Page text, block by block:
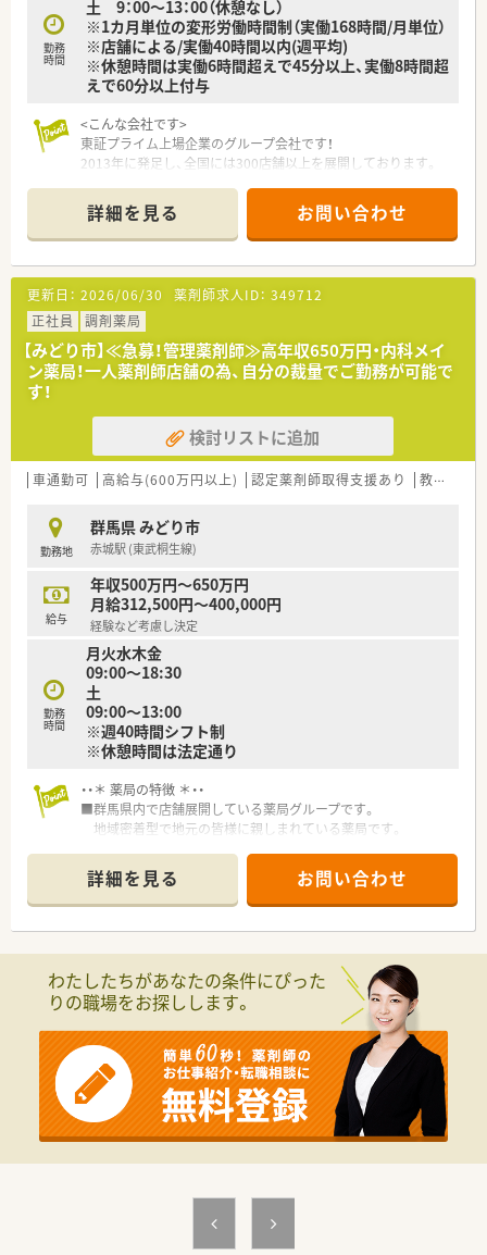
勤務
時間
土 9：00～13：00（休憩なし）
※1カ月単位の変形労働時間制（実働168時間/月単位）
※店舗による/実働40時間以内(週平均)
※休憩時間は実働6時間超えで45分以上、実働8時間超
えで60分以上付与
<こんな会社です>
東証プライム上場企業のグループ会社です！
2013年に発足し、全国には300店舗以上を展開しております。
に信頼されるかかりつけ薬局を目指しています。
<整備されたシステム面>
薬剤師業務をバックアップするための作業の機械化、システム化
を積極的に推進しています。
たとえば、レセプト用コンピュータ、POSレジ、在庫管理システ
ムを連動させ、レセプト用コンピュータに処方内容を入力するだ
けで在庫情報がサーバーに集約できる環境を全店舗で展開。
このデータは他店からも閲覧可能なため、自店の在庫管理だけで
なく、万一自店の在庫が切れたときには近隣店舗の在庫を確認、
監査システムもピッキング・散剤共に整っている環境です！
<教育・研修制度>
フォローアップ研修・エキスパート研修・薬局長研修・管理者研修
また、e-learningを導入しており、こちらは会社で費用補助をし
ています。
その他、学会発表にも積極的に参加しており、日々の取り組みか
ら奨励し、調剤過誤防止については全社共有しています。
<充実の福利厚生面>
産前・産後・育児休暇は100%取得可能で、時短勤務で働く社員も
多数いる環境です。
また、転居を伴う異動はなく、キャリアやライフプランの希望に
応じて、長く安心して働ける環境作りをしております。
詳細を見る お問い合わせ
更新日： 2026/06/30 薬剤師求人ID： 349712
正社員
調剤薬局
【みどり市】≪急募！管理薬剤師≫高年収650万円・内科メイ
ン薬局！一人薬剤師店舗の為、自分の裁量でご勤務が可能で
す！
検討リストに追加
車通勤可 高給与(600万円以上) 認定薬剤師取得支援あり 教育制度あり
勤務地
群馬県 みどり市
赤城駅 (東武桐生線)
給与
年収500万円～650万円
月給312,500円～400,000円
経験など考慮し決定
勤務
時間
月火水木金
09:00～18:30
土
09:00～13:00
※週40時間シフト制
※休憩時間は法定通り
・・＊ 薬局の特徴 ＊・・
■群馬県内で店舗展開している薬局グループです。
地域密着型で地元の皆様に親しまれている薬局です。
るなど
活躍の場が広がる環境です。キャリアアップ志向の方にお勧
めです。
■全店舗で電子薬歴を導入しています。
詳細を見る お問い合わせ
わたしたちがあなたの条件にぴった
りの職場をお探しします。